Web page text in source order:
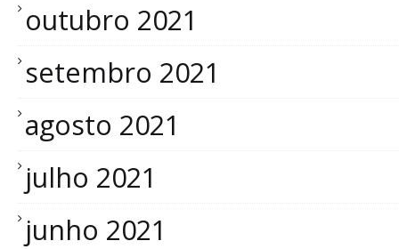
outubro 2021
setembro 2021
agosto 2021
julho 2021
junho 2021